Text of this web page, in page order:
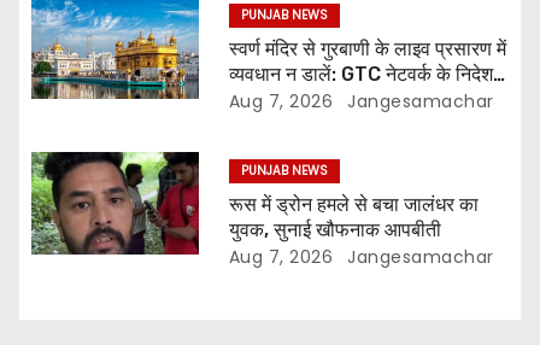
PUNJAB NEWS
स्वर्ण मंदिर से गुरबाणी के लाइव प्रसारण में
व्यवधान न डालें: GTC नेटवर्क के निदेशक
की SGPC से अपील
Aug 7, 2026 Jangesamachar
PUNJAB NEWS
रूस में ड्रोन हमले से बचा जालंधर का
युवक, सुनाई खौफनाक आपबीती
Aug 7, 2026 Jangesamachar